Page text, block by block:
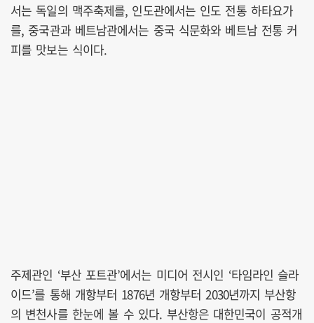
서는 독일의 맥주축제를, 인도관에서는 인도 전통 하타요가
를, 중국관과 베트남관에서는 중국 식문화와 베트남 전통 커
피를 맛보는 식이다.
주제관인 ‘부산 포트관’에서는 미디어 전시인 ‘타임라인 슬라
이드’를 통해 개항부터 1876년 개항부터 2030년까지 부산항
의 변천사를 한눈에 볼 수 있다. 부산항은 대한민국이 공적개